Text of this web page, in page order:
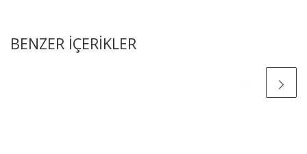
BENZER IÇERIKLER